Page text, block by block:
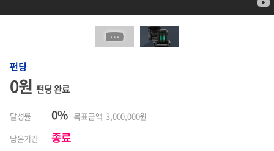
펀딩
0원 펀딩 완료
달성률 0% 목표금액 3,000,000원
남은기간
종료